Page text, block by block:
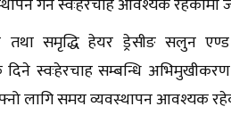
गर्न स्वःहेरचाह आवश्यक रहेकामा
तथा समृद्धि हेयर ड्रेसीङ सलुन
स्वःहेरचाह सम्बन्धि
लागि समय व्यवस्थापन आवश्यक